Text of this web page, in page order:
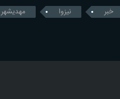
خبر نیزوا مهدیشهر